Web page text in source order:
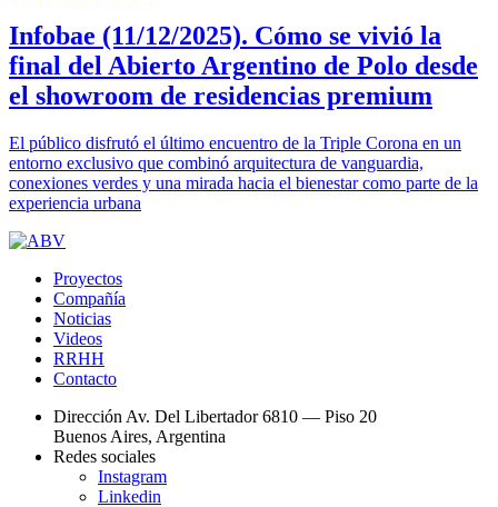
Infobae (11/12/2025). Cómo se vivió la
final del Abierto Argentino de Polo desde
el showroom de residencias premium
El público disfrutó el último encuentro de la Triple Corona en un
entorno exclusivo que combinó arquitectura de vanguardia,
conexiones verdes y una mirada hacia el bienestar como parte de la
experiencia urbana
Proyectos
Compañía
Noticias
Videos
RRHH
Contacto
Dirección Av. Del Libertador 6810 — Piso 20
Buenos Aires, Argentina
Redes sociales
Instagram
Linkedin